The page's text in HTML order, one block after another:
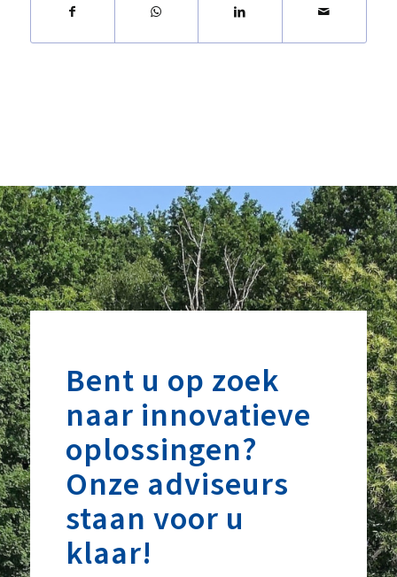
Bent u op zoek
naar innovatieve
oplossingen?
Onze adviseurs
staan voor u
klaar!